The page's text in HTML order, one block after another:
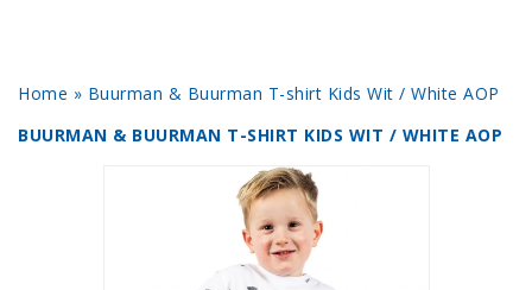
Home » Buurman & Buurman T-shirt Kids Wit / White AOP
BUURMAN & BUURMAN T-SHIRT KIDS WIT / WHITE AOP